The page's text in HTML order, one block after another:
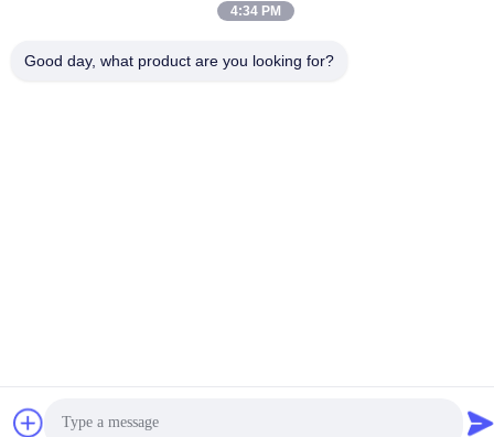
Chine Bonne qualité Tige de piston chromée Le fournisseur.
droits réservés.
4:34 PM
Good day, what product are you looking for?